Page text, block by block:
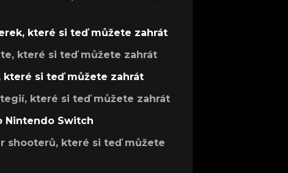
které si teď můžete zahrát
které si teď můžete zahrát
které si teď můžete zahrát
které si teď můžete zahrát
Nintendo Switch
shooterů, které si teď můžete